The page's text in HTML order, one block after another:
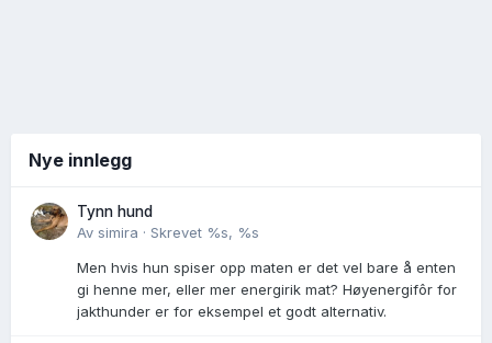
Nye innlegg
Tynn hund
Av simira · Skrevet %s, %s
Men hvis hun spiser opp maten er det vel bare å enten
gi henne mer, eller mer energirik mat? Høyenergifôr for
jakthunder er for eksempel et godt alternativ.